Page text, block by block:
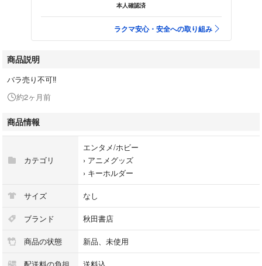
本人確認済
ラクマ安心・安全への取り組み
商品説明
バラ売り不可‼️
約2ヶ月前
商品情報
カテゴリ
エンタメ/ホビー
› アニメグッズ
› キーホルダー
サイズ なし
ブランド 秋田書店
商品の状態 新品、未使用